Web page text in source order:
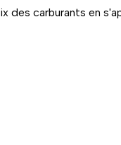
carburants en